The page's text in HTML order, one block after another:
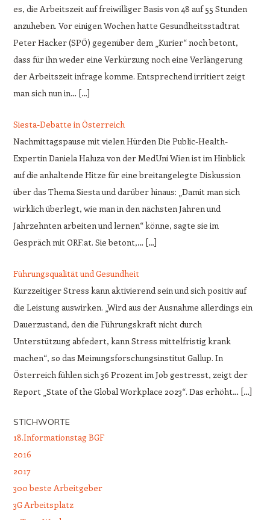
es, die Arbeitszeit auf freiwilliger Basis von 48 auf 55 Stunden
anzuheben. Vor einigen Wochen hatte Gesundheitsstadtrat
Peter Hacker (SPÖ) gegenüber dem „Kurier“ noch betont,
dass für ihn weder eine Verkürzung noch eine Verlängerung
der Arbeitszeit infrage komme. Entsprechend irritiert zeigt
man sich nun in… […]
Siesta-Debatte in Österreich
Nachmittagspause mit vielen Hürden Die Public-Health-
Expertin Daniela Haluza von der MedUni Wien ist im Hinblick
auf die anhaltende Hitze für eine breitangelegte Diskussion
über das Thema Siesta und darüber hinaus: „Damit man sich
wirklich überlegt, wie man in den nächsten Jahren und
Jahrzehnten arbeiten und lernen“ könne, sagte sie im
Gespräch mit ORF.at. Sie betont,… […]
Führungsqualität und Gesundheit
Kurzzeitiger Stress kann aktivierend sein und sich positiv auf
die Leistung auswirken. „Wird aus der Ausnahme allerdings ein
Dauerzustand, den die Führungskraft nicht durch
Unterstützung abfedert, kann Stress mittelfristig krank
machen“, so das Meinungsforschungsinstitut Gallup. In
Österreich fühlen sich 36 Prozent im Job gestresst, zeigt der
Report „State of the Global Workplace 2023“. Das erhöht… […]
STICHWORTE
18.Informationstag BGF
2016
2017
300 beste Arbeitgeber
3G Arbeitsplatz